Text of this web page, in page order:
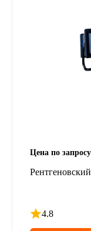
Цена по запросу
4.8
Рейтинг 4.8 из 5